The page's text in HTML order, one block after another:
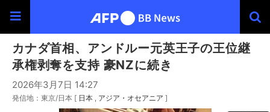
カナダ首相、アンドルー元英王子の王位継
承権剥奪を支持 豪NZに続き
2026年3月7日 14:27
発信地：東京/日本 [ 日本 アジア・オセアニア ]